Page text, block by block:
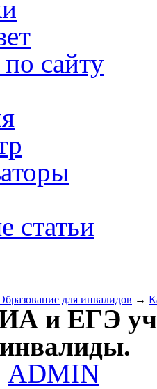
сайту
статьи
для инвалидов →
и ЕГЭ
ADMIN